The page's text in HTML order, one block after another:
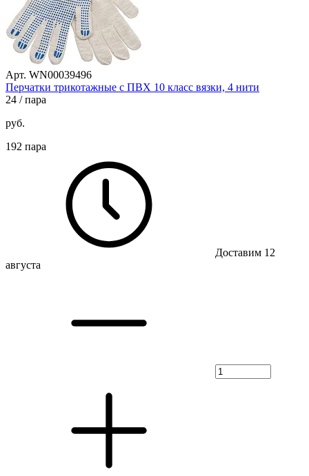
Арт. WN00039496
Перчатки трикотажные с ПВХ 10 класс вязки, 4 нити
24 / пара
руб.
192 пара
Доставим 12
августа